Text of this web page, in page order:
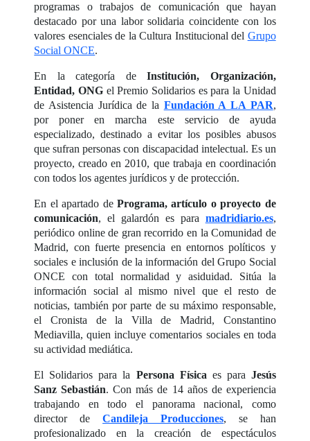
programas o trabajos de comunicación que hayan
destacado por una labor solidaria coincidente con los
valores esenciales de la Cultura Institucional del Grupo
Social ONCE.
En la categoría deInstitución, Organización,
Entidad, ONG el Premio Solidarios es para la Unidad
de Asistencia Jurídica de la Fundación A LA PAR,
por poner en marcha este servicio de ayuda
especializado, destinado a evitar los posibles abusos
que sufran personas con discapacidad intelectual. Es un
proyecto, creado en 2010, que trabaja en coordinación
con todos los agentes jurídicos y de protección.
En el apartado de Programa, artículo o proyecto de
comunicación, el galardón es para madridiario.es,
periódico online de gran recorrido en la Comunidad de
Madrid, con fuerte presencia en entornos políticos y
sociales e inclusión de la información del Grupo Social
ONCE con total normalidad y asiduidad. Sitúa la
información social al mismo nivel que el resto de
noticias, también por parte de su máximo responsable,
el Cronista de la Villa de Madrid, Constantino
Mediavilla, quien incluye comentarios sociales en toda
su actividad mediática.
El Solidarios para la Persona Físicaes para Jesús
Sanz Sebastián. Con más de 14 años de experiencia
trabajando en todo el panorama nacional, como
director deCandileja Producciones, se han
profesionalizado en la creación de espectáculos